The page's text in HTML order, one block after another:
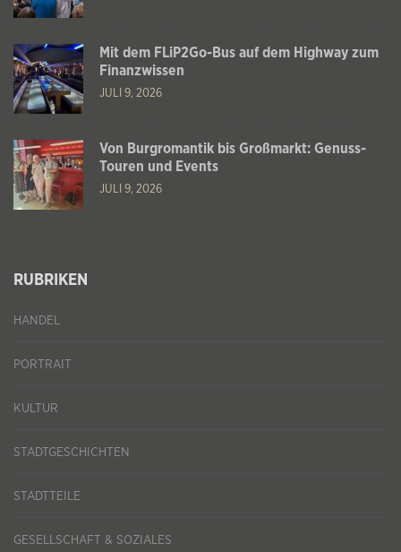
Mit dem FLiP2Go-Bus auf dem Highway zum
Finanzwissen
JULI 9, 2026
Von Burgromantik bis Großmarkt: Genuss-
Touren und Events
JULI 9, 2026
RUBRIKEN
HANDEL
PORTRAIT
KULTUR
STADTGESCHICHTEN
STADTTEILE
GESELLSCHAFT & SOZIALES